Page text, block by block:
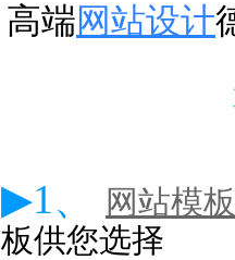
高端网站设计
▶1、
网站模板
板供您选择